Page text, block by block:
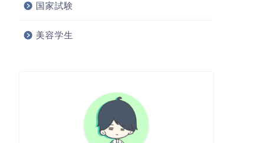
国家試験
美容学生